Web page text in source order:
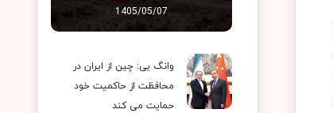
1405/05/07
وانگ یی: چین از ایران در
محافظت از حاکمیت خود
حمایت می کند